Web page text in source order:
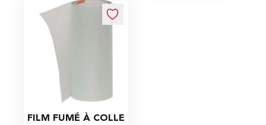
FILM FUMÉ À COLLE